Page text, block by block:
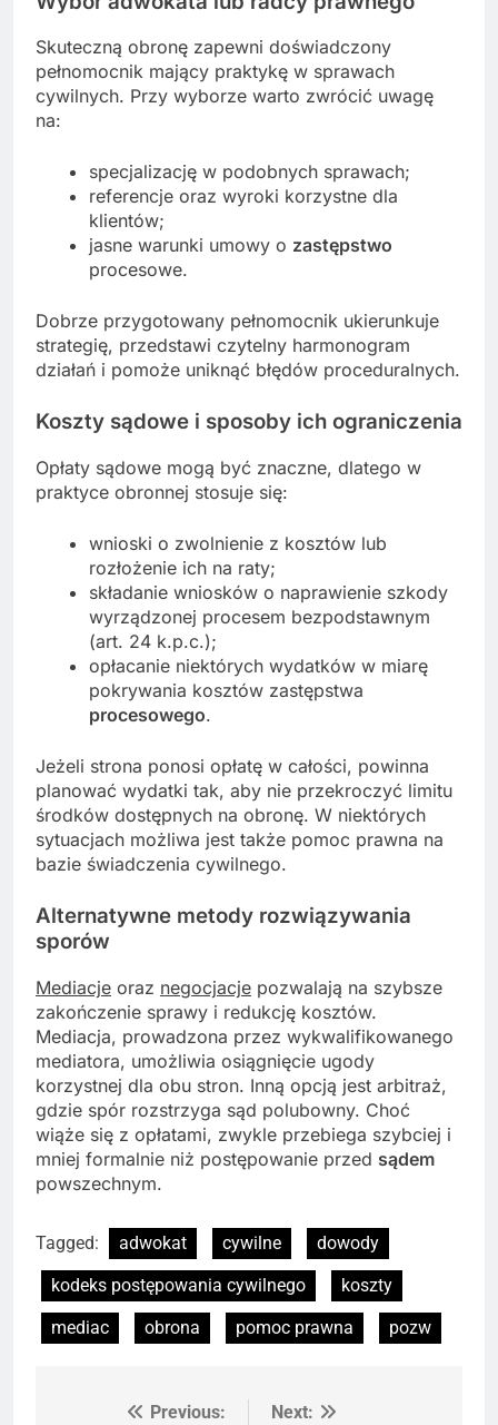
Skuteczną obronę zapewni doświadczony
pełnomocnik mający praktykę w sprawach
cywilnych. Przy wyborze warto zwrócić uwagę
na:
specjalizację w podobnych sprawach;
referencje oraz wyroki korzystne dla
klientów;
jasne warunki umowy o zastępstwo
procesowe.
Dobrze przygotowany pełnomocnik ukierunkuje
strategię, przedstawi czytelny harmonogram
działań i pomoże uniknąć błędów proceduralnych.
Koszty sądowe i sposoby ich ograniczenia
Opłaty sądowe mogą być znaczne, dlatego w
praktyce obronnej stosuje się:
wnioski o zwolnienie z kosztów lub
rozłożenie ich na raty;
składanie wniosków o naprawienie szkody
wyrządzonej procesem bezpodstawnym
(art. 24 k.p.c.);
opłacanie niektórych wydatków w miarę
pokrywania kosztów zastępstwa
procesowego.
Jeżeli strona ponosi opłatę w całości, powinna
planować wydatki tak, aby nie przekroczyć limitu
środków dostępnych na obronę. W niektórych
sytuacjach możliwa jest także pomoc prawna na
bazie świadczenia cywilnego.
Alternatywne metody rozwiązywania
sporów
Mediacje oraz negocjacje pozwalają na szybsze
zakończenie sprawy i redukcję kosztów.
Mediacja, prowadzona przez wykwalifikowanego
mediatora, umożliwia osiągnięcie ugody
korzystnej dla obu stron. Inną opcją jest arbitraż,
gdzie spór rozstrzyga sąd polubowny. Choć
wiąże się z opłatami, zwykle przebiega szybciej i
mniej formalnie niż postępowanie przed sądem
powszechnym.
Tagged: adwokat cywilne
dowody
kodeks postępowania cywilnego
koszty
mediac
obrona pomoc prawna pozw
NawigacjaPrevious:
Next: